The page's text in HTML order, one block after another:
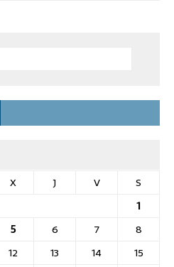
X J V
S
1
5 6 7
8
12 13 14
15